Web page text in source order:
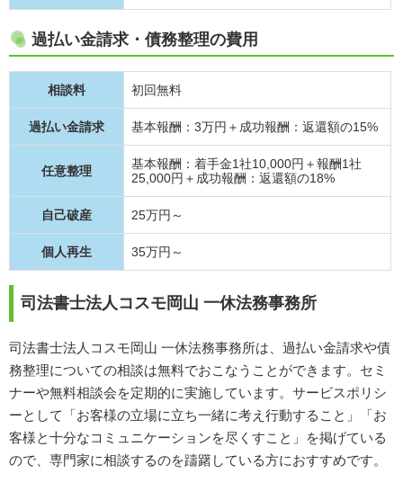
過払い金請求・債務整理の費用
相談料 初回無料
過払い金請求 基本報酬：3万円＋成功報酬：返還額の15%
任意整理
基本報酬：着手金1社10,000円＋報酬1社
25,000円＋成功報酬：返還額の18%
自己破産 25万円～
個人再生 35万円～
司法書士法人コスモ岡山 一休法務事務所
司法書士法人コスモ岡山 一休法務事務所は、過払い金請求や債
務整理についての相談は無料でおこなうことができます。セミ
ナーや無料相談会を定期的に実施しています。サービスポリシ
ーとして「お客様の立場に立ち一緒に考え行動すること」「お
客様と十分なコミュニケーションを尽くすこと」を掲げている
ので、専門家に相談するのを躊躇している方におすすめです。